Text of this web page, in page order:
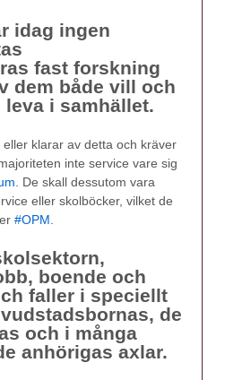
idag ingen
fast forskning
dem både vill och
leva i samhället.
klarar av detta och kräver
inte service vare sig
. De skall dessutom vara
eller skolböcker, vilket de
#OPM
boende och
faller i speciellt
de
och i många
anhörigas axlar.